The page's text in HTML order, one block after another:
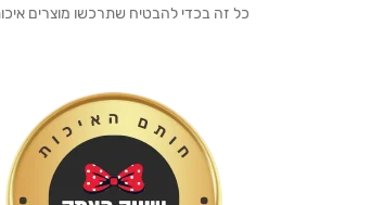
כל זה בכדי להבטיח שתרכשו מוצרים